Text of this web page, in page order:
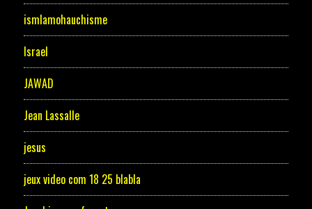
ismlamohauchisme
Israel
JAWAD
Jean Lassalle
jesus
jeux video com 18 25 blabla